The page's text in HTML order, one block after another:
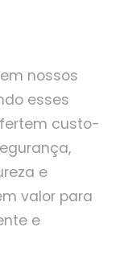
nossos
esses
custo-
e
valor para
e